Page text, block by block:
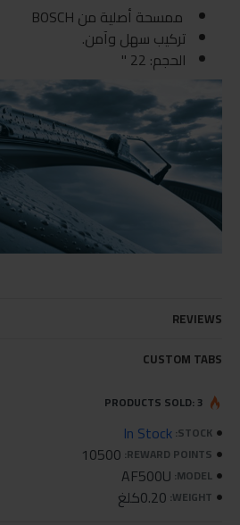
ممسحة أصلية من BOSCH
تركيب سهل وآمن.
الحجم: 22 "
REVIEWS
CUSTOM TABS
STOCK:
In Stock
REWARD POINTS:
10500
MODEL:
AF500U
WEIGHT: 0.20كلغ
PRODUCTS SOLD: 3